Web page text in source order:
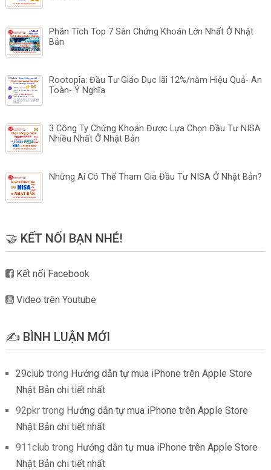
Phân Tích Top 7 Sàn Chứng Khoán Lớn Nhất Ở Nhật
Bản
Rootopia: Đầu Tư Giáo Dục lãi 12%/năm Hiệu Quả- An
Toàn- Ý Nghĩa
3 Công Ty Chứng Khoán Được Lựa Chọn Đầu Tư NISA
Nhiều Nhất Ở Nhật Bản
Những Ai Có Thể Tham Gia Đầu Tư NISA Ở Nhật Bản?
🤝 KẾT NỐI BẠN NHÉ!
Kết nối Facebook
Video trên Youtube
✍️ BÌNH LUẬN MỚI
29club trong Hướng dẫn tự mua iPhone trên Apple Store
Nhật Bản chi tiết nhất
92pkrtrong Hướng dẫn tự mua iPhone trên Apple Store
Nhật Bản chi tiết nhất
911club trong Hướng dẫn tự mua iPhone trên Apple Store
Nhật Bản chi tiết nhất